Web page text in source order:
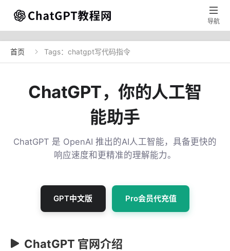

导航
首页  Tags：chatgpt写代码指令
ChatGPT，你的人工智
能助手
ChatGPT 是 OpenAI 推出的AI人工智能，具备更快的
响应速度和更精准的理解能力。
GPT中文版 Pro会员代充值
ChatGPT 官网介绍